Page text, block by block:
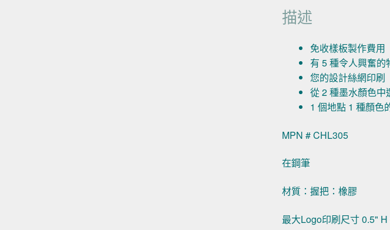
描述
免收樣板製作費用
有 5 種令人興奮
您的設計絲網印刷
從 2 種墨水顏色中
1 個地點 1 種顏色
MPN # CHL305
在鋼筆
材質：握把：橡膠
最大Logo印刷尺寸 0.5"